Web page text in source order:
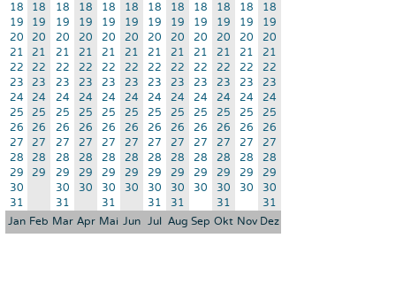
Jan Feb Mar Apr Mai Jun Jul Aug Sep Okt Nov Dez
18
18 18 18 18 18 18 18 18 18 18
18
19
19 19 19 19 19 19 19 19 19 19
19
20
20 20 20 20 20 20 20 20 20 20
20
21
21 21 21 21 21 21 21 21 21 21
21
22
22 22 22 22 22 22 22 22 22 22
22
23
23 23 23 23 23 23 23 23 23 23
23
24
24 24 24 24 24 24 24 24 24 24
24
25
25 25 25 25 25 25 25 25 25 25
25
26
26 26 26 26 26 26 26 26 26 26
26
27
27 27 27 27 27 27 27 27 27 27
27
28
28 28 28 28 28 28 28 28 28 28
28
29
29 29 29 29 29 29 29 29 29 29
29
30
30 30 30 30 30 30 30 30 30
30
31
31 31 31 31 31 31